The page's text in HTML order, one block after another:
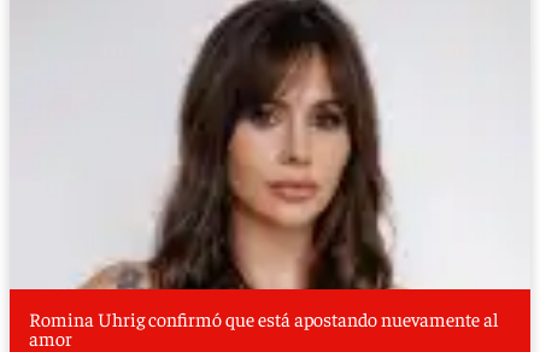
Romina Uhrig confirmó que está apostando nuevamente al
amor